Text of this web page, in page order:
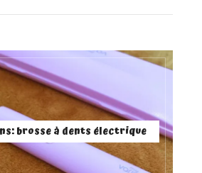
brosse à dents électrique